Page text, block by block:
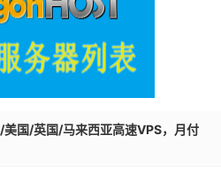
国/英国/马来西亚高速VPS，月付